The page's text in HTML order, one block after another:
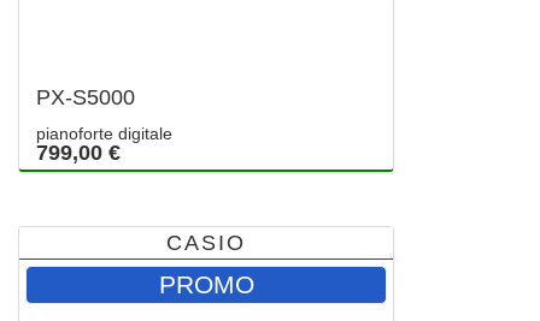
PX-S5000
pianoforte digitale
799,00 €
CASIO
PROMO